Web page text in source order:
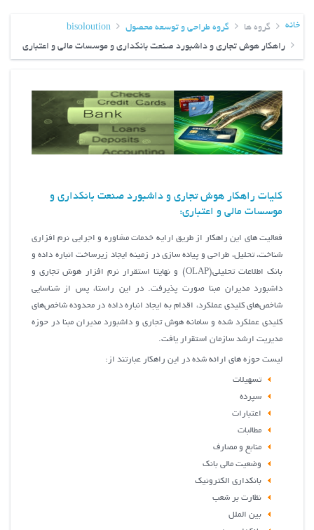
خانه گروه ها گروه طراحی و توسعه محصول
bisoloution
راهکار هوش تجاری و داشبورد صنعت بانکداری و موسسات مالی و اعتباری
کلیات راهکار هوش تجاری و داشبورد صنعت بانکداری و
موسسات مالی و اعتباری:
فعالیت های این راهکار از طریق ارایه خدمات مشاوره و اجرایی نرم افزاری
شناخت، تحلیل، طراحی و پیاده سازی در زمینه ایجاد زیرساخت انباره داده و
بانک اطلاعات تحلیلی(OLAP) و نهایتا استقرار نرم افزار هوش تجاری و
داشبورد مدیران مبنا صورت پذیرفت. در این راستا، پس از شناسايي
شاخص‌هاي كليدي عملكرد، اقدام به ايجاد انباره داده در محدوده شاخص‌هاي
كليدي عملكرد شده و سامانه هوش تجاري و داشبورد مديران مبنا در حوزه
مديريت ارشد سازمان استقرار یافت.
لیست حوزه های ارائه شده در این راهکار عبارتند از:
تسهیلات
سپرده
اعتبارات
مطالبات
منابع و مصارف
وضعیت مالی بانک
بانکداری الکترونیک
نظارت بر شعب
بین الملل